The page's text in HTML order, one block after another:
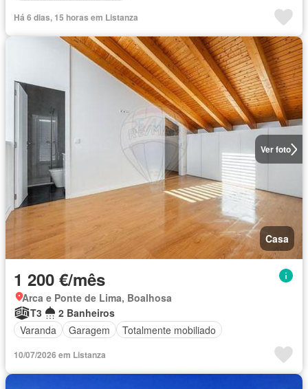
Há 6 dias, 15 horas em Listanza
Ver foto
Casa
1 200 €/mês
Arca e Ponte de Lima, Boalhosa
T3
2 Banheiros
Varanda
Garagem Totalmente mobiliado
10/07/2026 em Listanza